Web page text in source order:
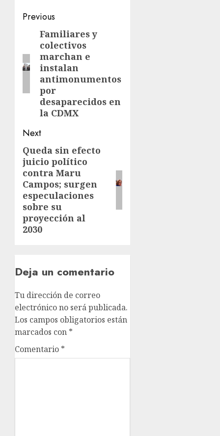
Previous
Familiares y
colectivos
marchan e
instalan
antimonumentos
por
desaparecidos en
la CDMX
Next
Queda sin efecto
juicio político
contra Maru
Campos; surgen
especulaciones
sobre su
proyección al
2030
Deja un comentario
Tu dirección de correo
electrónico no será publicada.
Los campos obligatorios están
marcados con *
Comentario *